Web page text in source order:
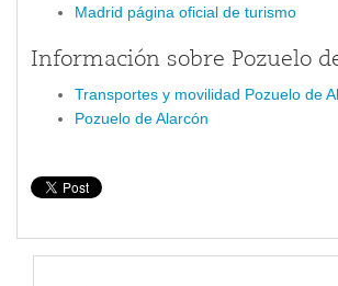
Madrid página oficial de turismo
Información sobre Pozuelo
Transportes y movilidad Pozuelo de
Pozuelo de Alarcón